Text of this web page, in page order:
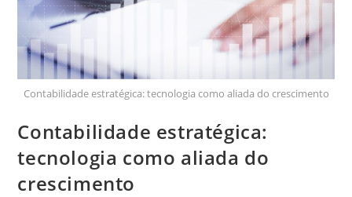
Contabilidade estratégica: tecnologia como aliada do crescimento
Contabilidade estratégica:
tecnologia como aliada do
crescimento